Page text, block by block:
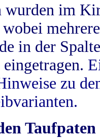
wurden im
in der
zu
Taufpaten